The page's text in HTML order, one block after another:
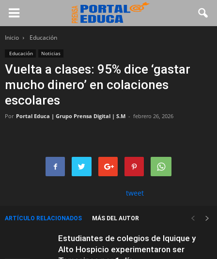
Inicio Educación
Educación Noticias
Vuelta a clases: 95% dice ‘gastar
mucho dinero’ en colaciones
escolares
Por Portal Educa | Grupo Prensa Digital | S.M - febrero 26, 2026
tweet
ARTÍCULO RELACIONADOS MÁS DEL AUTOR
Estudiantes de colegios de Iquique y
Alto Hospicio experimentaron ser